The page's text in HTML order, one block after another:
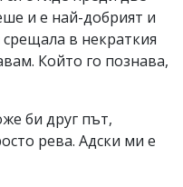
и е най-добрият и
в некраткия
Който го познава,
би друг път,
рева. Адски ми е